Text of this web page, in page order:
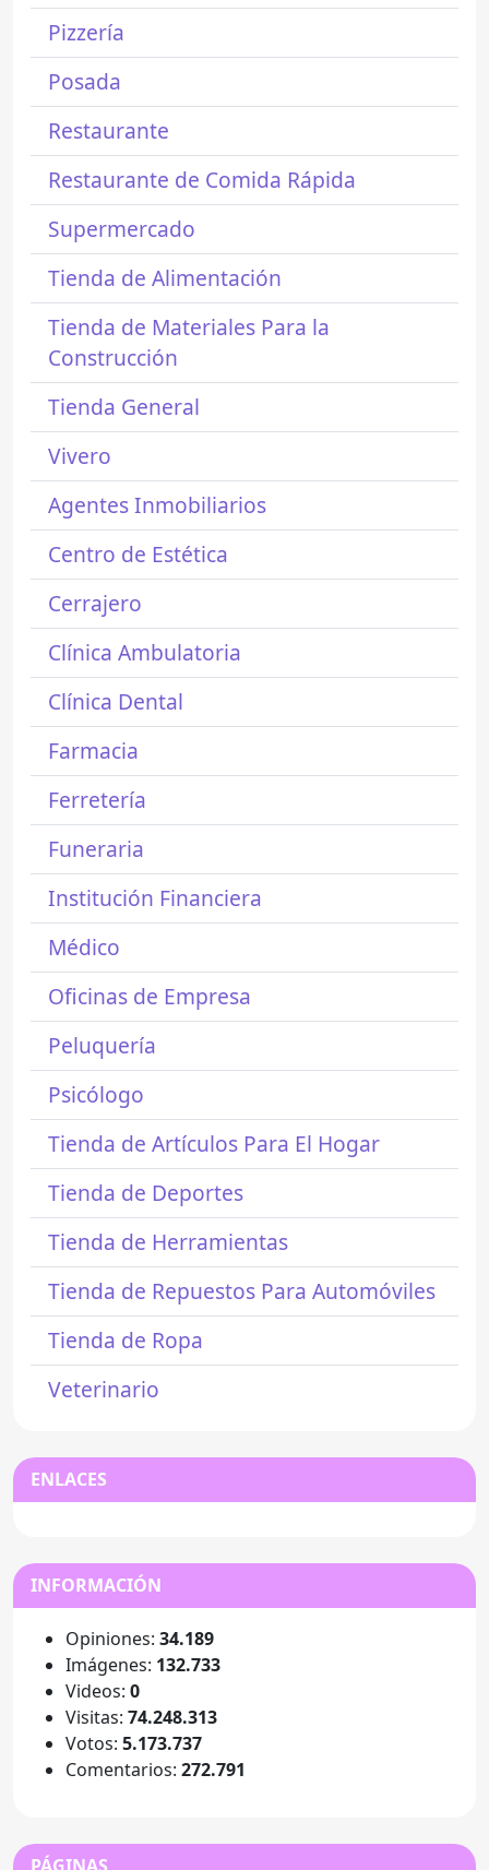
Pizzería
Posada
Restaurante
Restaurante de Comida Rápida
Supermercado
Tienda de Alimentación
Tienda de Materiales Para la
Construcción
Tienda General
Vivero
Agentes Inmobiliarios
Centro de Estética
Cerrajero
Clínica Ambulatoria
Clínica Dental
Farmacia
Ferretería
Funeraria
Institución Financiera
Médico
Oficinas de Empresa
Peluquería
Psicólogo
Tienda de Artículos Para El Hogar
Tienda de Deportes
Tienda de Herramientas
Tienda de Repuestos Para Automóviles
Tienda de Ropa
Veterinario
ENLACES
INFORMACIÓN
Opiniones: 34.189
Imágenes: 132.733
Videos: 0
Visitas: 74.248.313
Votos: 5.173.737
Comentarios: 272.791